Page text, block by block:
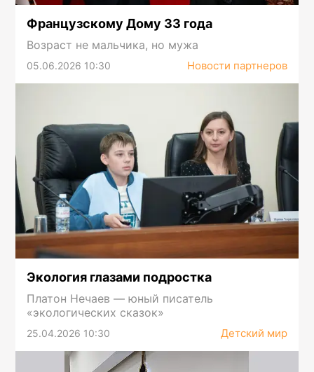
Французскому Дому 33 года
Возраст не мальчика, но мужа
05.06.2026 10:30 Новости партнеров
Экология глазами подростка
Платон Нечаев — юный писатель
«экологических сказок»
25.04.2026 10:30 Детский мир